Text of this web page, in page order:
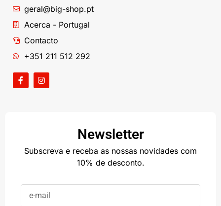
geral@big-shop.pt
Acerca - Portugal
Contacto
+351 211 512 292
Newsletter
Subscreva e receba as nossas novidades com
10% de desconto.